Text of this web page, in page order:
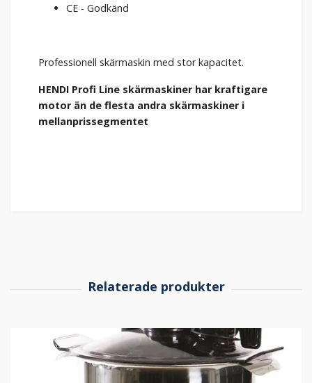
CE - Godkänd
Professionell skärmaskin med stor kapacitet.
HENDI Profi Line skärmaskiner har kraftigare
motor än de flesta andra skärmaskiner i
mellanprissegmentet